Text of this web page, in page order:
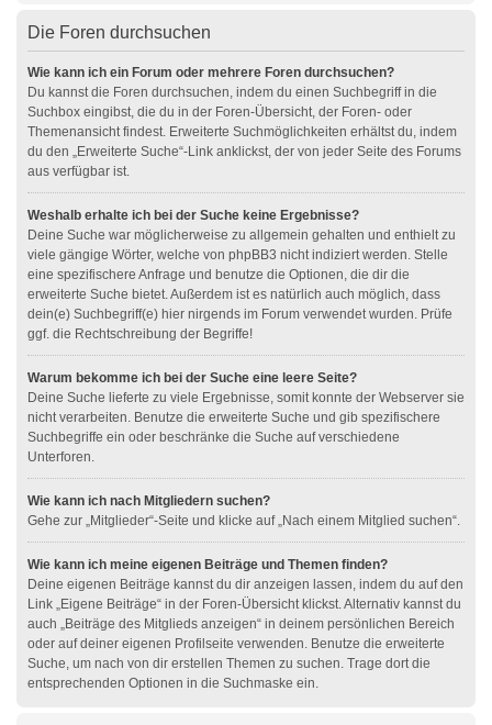
Die Foren durchsuchen
Wie kann ich ein Forum oder mehrere Foren durchsuchen?
Du kannst die Foren durchsuchen, indem du einen Suchbegriff in die
Suchbox eingibst, die du in der Foren-Übersicht, der Foren- oder
Themenansicht findest. Erweiterte Suchmöglichkeiten erhältst du, indem
du den „Erweiterte Suche“-Link anklickst, der von jeder Seite des Forums
aus verfügbar ist.
Weshalb erhalte ich bei der Suche keine Ergebnisse?
Deine Suche war möglicherweise zu allgemein gehalten und enthielt zu
viele gängige Wörter, welche von phpBB3 nicht indiziert werden. Stelle
eine spezifischere Anfrage und benutze die Optionen, die dir die
erweiterte Suche bietet. Außerdem ist es natürlich auch möglich, dass
dein(e) Suchbegriff(e) hier nirgends im Forum verwendet wurden. Prüfe
ggf. die Rechtschreibung der Begriffe!
Warum bekomme ich bei der Suche eine leere Seite?
Deine Suche lieferte zu viele Ergebnisse, somit konnte der Webserver sie
nicht verarbeiten. Benutze die erweiterte Suche und gib spezifischere
Suchbegriffe ein oder beschränke die Suche auf verschiedene
Unterforen.
Wie kann ich nach Mitgliedern suchen?
Gehe zur „Mitglieder“-Seite und klicke auf „Nach einem Mitglied suchen“.
Wie kann ich meine eigenen Beiträge und Themen finden?
Deine eigenen Beiträge kannst du dir anzeigen lassen, indem du auf den
Link „Eigene Beiträge“ in der Foren-Übersicht klickst. Alternativ kannst du
auch „Beiträge des Mitglieds anzeigen“ in deinem persönlichen Bereich
oder auf deiner eigenen Profilseite verwenden. Benutze die erweiterte
Suche, um nach von dir erstellen Themen zu suchen. Trage dort die
entsprechenden Optionen in die Suchmaske ein.